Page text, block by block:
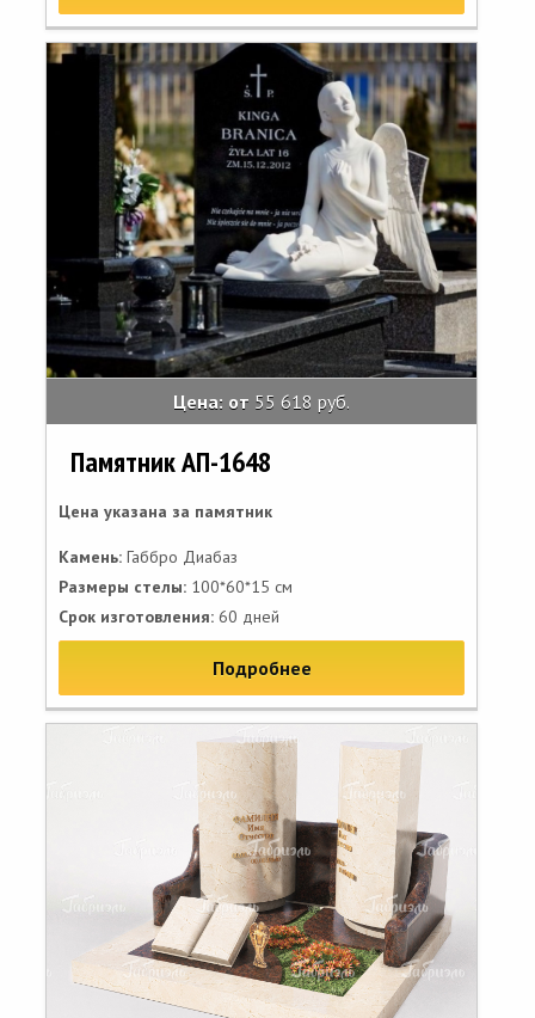
Цена: от 55 618 руб.
Памятник АП-1648
Цена указана за памятник
Камень: Габбро Диабаз
Размеры стелы: 100*60*15 см
Срок изготовления: 60 дней
Подробнее